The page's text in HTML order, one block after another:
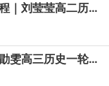
【视频】2027年高二历史上学期网课教程｜刘莹莹高二历史暑假班视频教程
【视频】2027年高考历史网课教程｜刘勖雯高三历史一轮复习视频教程